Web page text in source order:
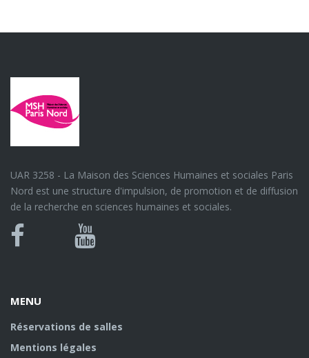
UAR 3258 - La Maison des Sciences Humaines et sociales Paris
Nord est une structure d'impulsion, de promotion et de diffusion
de la recherche en sciences humaines et sociales.
Bluesky
Canal
MENU
Réservations de salles
Mentions légales